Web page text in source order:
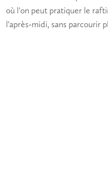
où l'on peut pratiquer le
l'après-midi, sans parcourir